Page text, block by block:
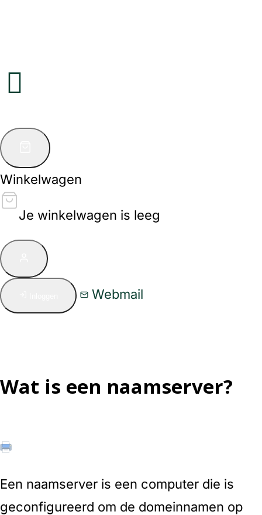
Winkelwagen
Je winkelwagen is leeg
Webmail
Wat is een naamserver?
Een naamserver is een computer die is
geconfigureerd om de domeinnamen op